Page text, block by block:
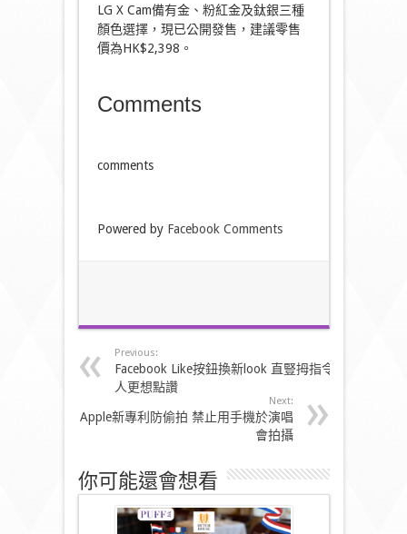
LG X Cam備有金、粉紅金及鈦銀三種
顏色選擇，現已公開發售，建議零售
價為HK$2,398。
Comments
comments
Powered by Facebook Comments
Previous:
Facebook Like按鈕換新look 直豎拇指令
人更想點讚
Next:
Apple新專利防偷拍 禁止用手機於演唱
會拍攝
你可能還會想看